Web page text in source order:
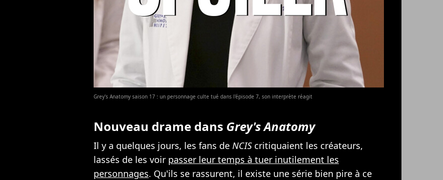
Grey's Anatomy saison 17 : un personnage culte tué dans l'épisode 7, son interprète réagit
Nouveau drame dans Grey's Anatomy
Il y a quelques jours, les fans de NCIScritiquaient les créateurs,
lassés de les voir passer leur temps à tuer inutilement les
personnages. Qu'ils se rassurent, il existe une série bien pire à ce